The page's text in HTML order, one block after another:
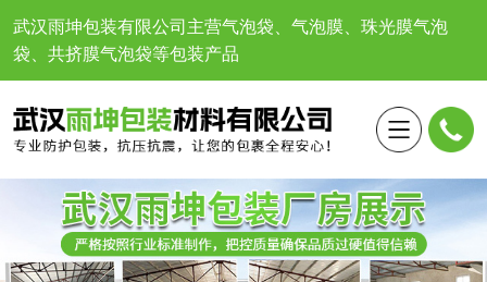
武汉雨坤包装有限公司 主营气泡袋、气泡膜、珠光膜气泡
袋、共挤膜气泡袋等包装产品